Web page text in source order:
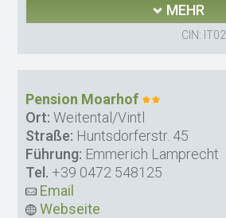
MEHR
CIN:
Pension Moarhof
Ort: Weitental/Vintl
Straße: Huntsdorferstr. 45
Führung: Emmerich Lamprecht
Tel. +39 0472 548125
Email
Webseite